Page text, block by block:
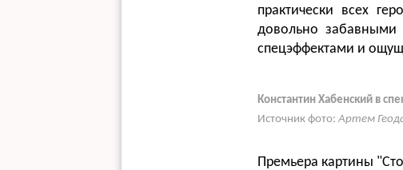
практически всех
довольно забавными
спецэффектами и
Константин Хабенский в
Источник фото: Артем
Премьера картины